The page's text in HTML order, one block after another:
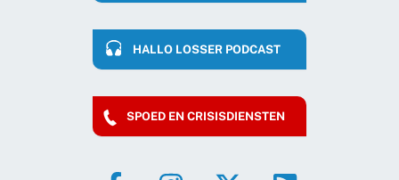
HALLO LOSSER PODCAST
SPOED EN CRISISDIENSTEN